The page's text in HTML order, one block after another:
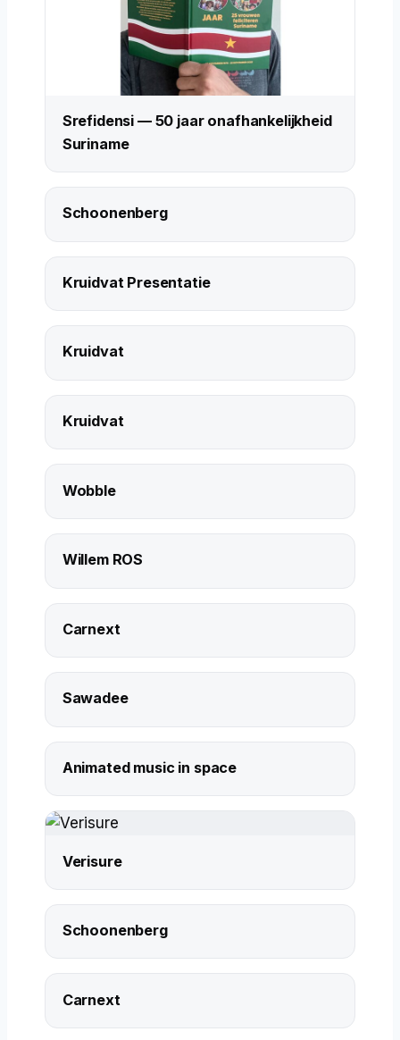
Srefidensi — 50 jaar onafhankelijkheid
Suriname
Schoonenberg
Kruidvat Presentatie
Kruidvat
Kruidvat
Wobble
Willem ROS
Carnext
Sawadee
Animated music in space
Verisure
Schoonenberg
Carnext